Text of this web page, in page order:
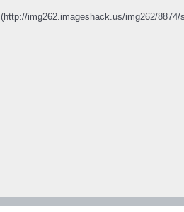
(http://img262.imageshack.us/img262/8874/